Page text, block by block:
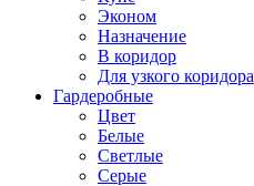
Эконом
Назначение
В коридор
Для узкого коридора
Гардеробные
Цвет
Белые
Светлые
Серые